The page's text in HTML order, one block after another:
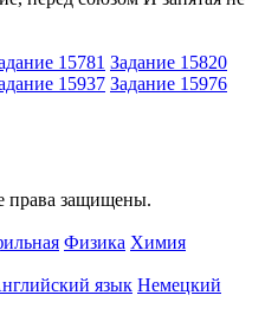
15781 Задание 15820
15937 Задание 15976
права защищены.
Физика Химия
язык Немецкий